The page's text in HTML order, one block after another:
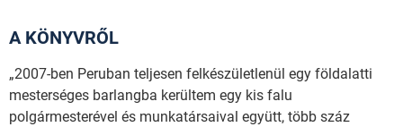
A KÖNYVRŐL
„2007-ben Peruban teljesen felkészületlenül egy földalatti
mesterséges barlangba kerültem egy kis falu
polgármesterével és munkatársaival együtt, több száz